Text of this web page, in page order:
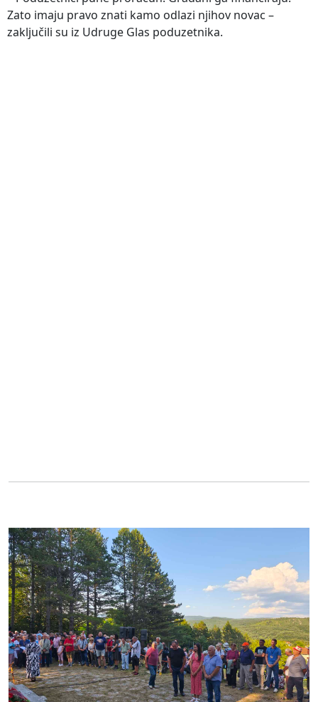
Zato imaju pravo znati kamo odlazi njihov novac –
zaključili su iz Udruge Glas poduzetnika.